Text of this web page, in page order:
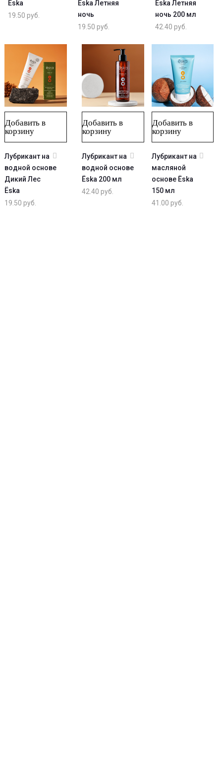
Ёska
19.50руб.
Ёska Летняя
ночь
19.50руб.
Ёska Летняя
ночь 200 мл
42.40руб.
Добавить в
корзину
Лубрикант на
водной основе
Дикий Лес
Ёska
19.50 руб.
Добавить в
корзину
Лубрикант на
водной основе
Ёska 200 мл
42.40 руб.
Добавить в
корзину
Лубрикант на
масляной
основе Ёska
150 мл
41.00 руб.